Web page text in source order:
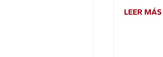
LEER MÁS